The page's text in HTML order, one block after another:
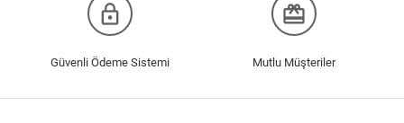
lock_outline
Güvenli Ödeme Sistemi
redeem
Mutlu Müşteriler